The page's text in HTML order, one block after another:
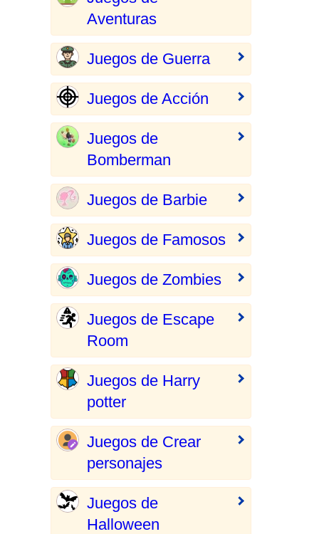
Aventuras
Juegos de Guerra
Juegos de Acción
Juegos de
Bomberman
Juegos de Barbie
Juegos de Famosos
Juegos de Zombies
Juegos de Escape
Room
Juegos de Harry
potter
Juegos de Crear
personajes
Juegos de
Halloween